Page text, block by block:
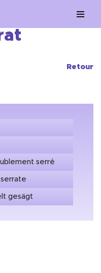
Retour
serré
gesägt